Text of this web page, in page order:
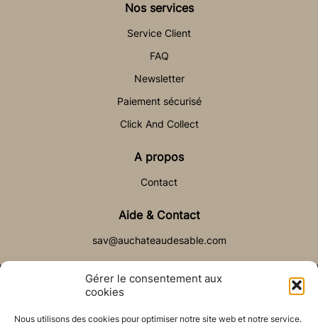
Gérer le consentement aux
cookies
Nous utilisons des cookies pour optimiser notre site web et notre service.
Nos services
Service Client
FAQ
Newsletter
Paiement sécurisé
Click And Collect
A propos
Contact
Aide & Contact
sav@auchateaudesable.com